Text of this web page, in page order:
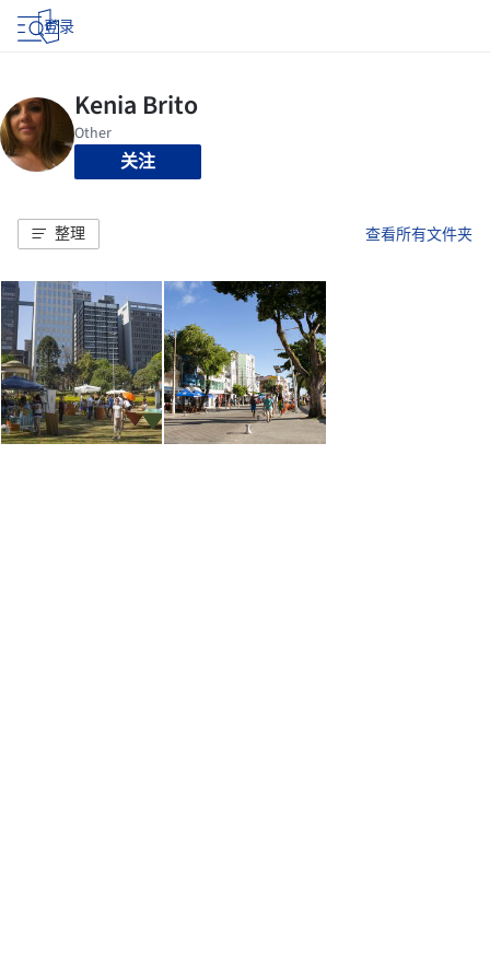
登录
关注
整理 查看所有文件夹